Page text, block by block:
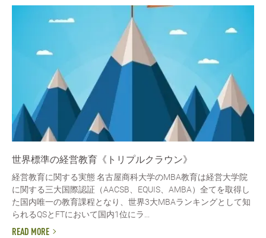
世界標準の経営教育《トリプルクラウン》
経営教育に関する実態 名古屋商科大学のMBA教育は経営大学院
に関する三大国際認証（AACSB、EQUIS、AMBA）全てを取得し
た国内唯一の教育課程となり、世界3大MBAランキングとして知
られるQSとFTにおいて国内1位にラ...
READ MORE